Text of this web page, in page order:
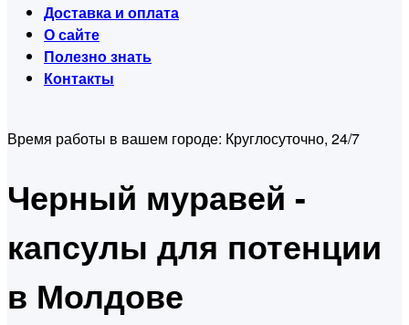
Доставка и оплата
О сайте
Полезно знать
Контакты
Время работы в вашем городе: Круглосуточно, 24/7
Черный муравей -
капсулы для потенции
в Молдове